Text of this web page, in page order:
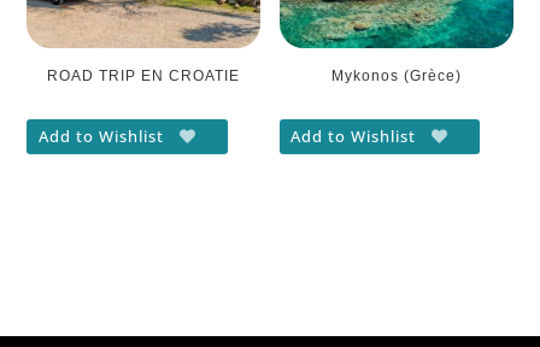
ROAD TRIP EN CROATIE
Add to Wishlist
Mykonos (Grèce)
Add to Wishlist